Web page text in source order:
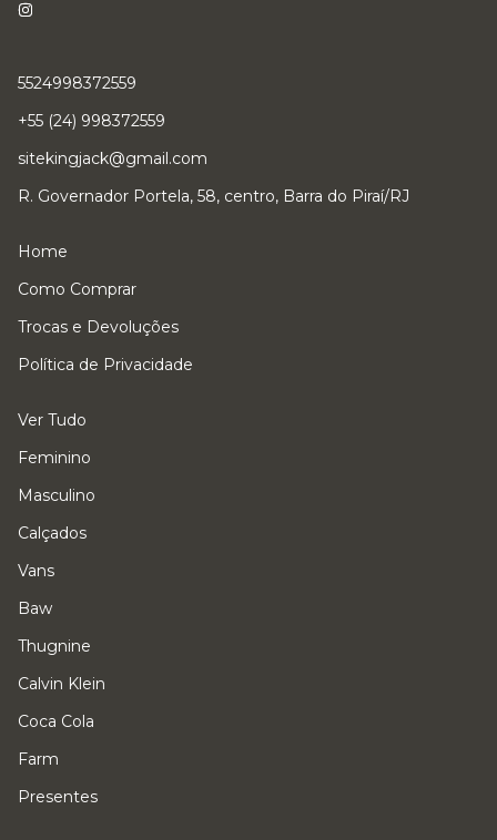
5524998372559
+55 (24) 998372559
sitekingjack@gmail.com
R. Governador Portela, 58, centro, Barra do Piraí/RJ
Home
Como Comprar
Trocas e Devoluções
Política de Privacidade
Ver Tudo
Feminino
Masculino
Calçados
Vans
Baw
Thugnine
Calvin Klein
Coca Cola
Farm
Presentes